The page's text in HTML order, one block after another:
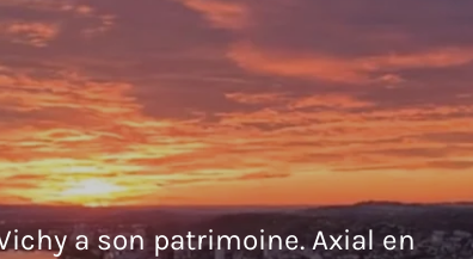
a son patrimoine. Axial en